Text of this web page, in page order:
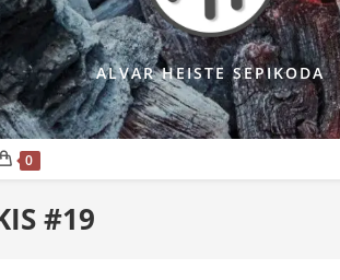
ALVAR HEISTE SEPIKODA
0
#19